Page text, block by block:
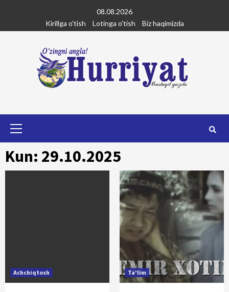
content
08.08.2026
Kirillga o'tish
Lotinga o'tish Biz haqimizda
Kun: 29.10.2025
Achchiqtosh Ta'lim